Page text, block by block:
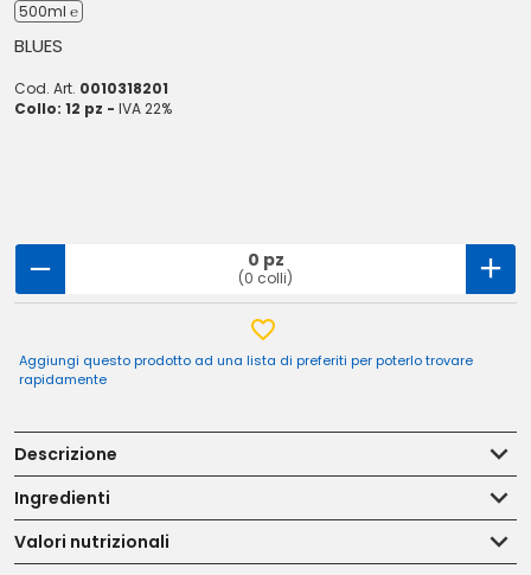
500ml ℮
BLUES
Cod. Art. 0010318201
Collo: 12 pz - IVA 22%
0 pz
(0 colli)
Aggiungi questo prodotto ad una lista di preferiti per poterlo trovare
rapidamente
Descrizione
Ingredienti
Valori nutrizionali